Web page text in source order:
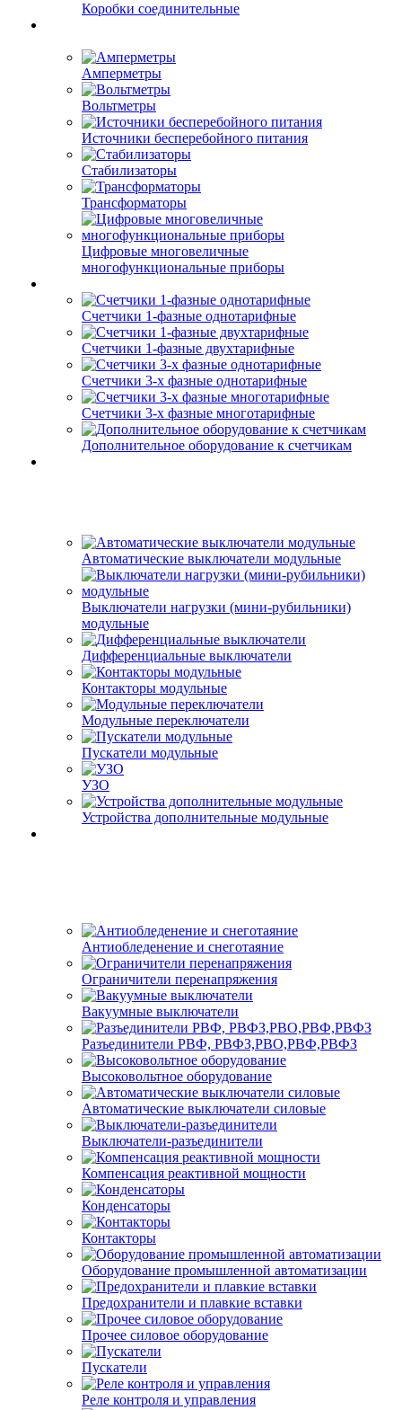
Коробки соединительные
Амперметры
Вольтметры
Источники бесперебойного питания
Стабилизаторы
Трансформаторы
Цифровые многовеличные
многофункциональные приборы
Счетчики 1-фазные однотарифные
Счетчики 1-фазные двухтарифные
Счетчики 3-х фазные однотарифные
Счетчики 3-х фазные многотарифные
Дополнительное оборудование к счетчикам
Автоматические выключатели модульные
Выключатели нагрузки (мини-рубильники)
модульные
Дифференциальные выключатели
Контакторы модульные
Модульные переключатели
Пускатели модульные
УЗО
Устройства дополнительные модульные
Антиобледенение и снеготаяние
Ограничители перенапряжения
Вакуумные выключатели
Разъединители РВФ, РВФЗ,РВО,РВФ,РВФЗ
Высоковольтное оборудование
Автоматические выключатели cиловые
Выключатели-разъединители
Компенсация реактивной мощности
Конденсаторы
Контакторы
Оборудование промышленной автоматизации
Предохранители и плавкие вставки
Прочее силовое оборудование
Пускатели
Реле контроля и управления